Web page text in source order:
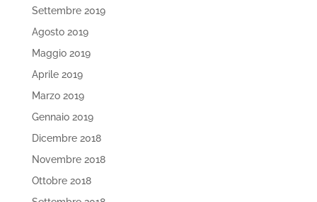
Settembre 2019
Agosto 2019
Maggio 2019
Aprile 2019
Marzo 2019
Gennaio 2019
Dicembre 2018
Novembre 2018
Ottobre 2018